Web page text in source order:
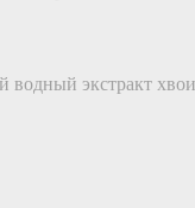
экстракт